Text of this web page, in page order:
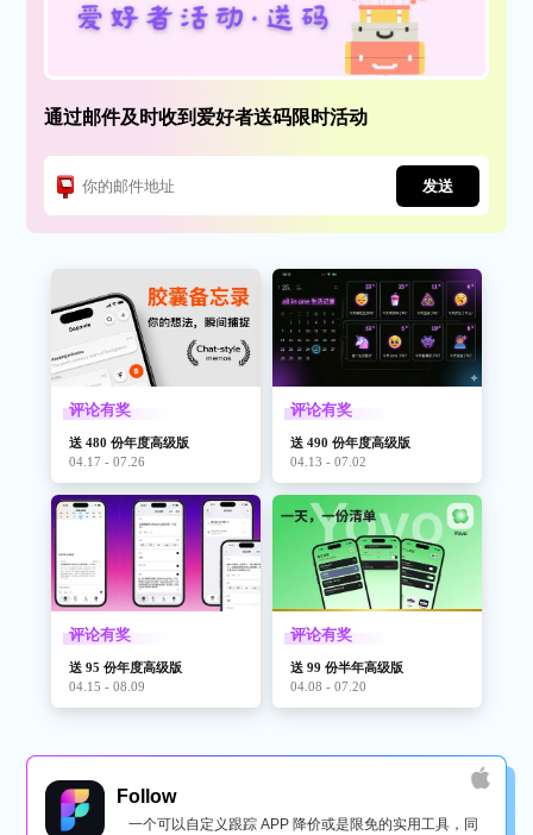
通过邮件及时收到爱好者送码限时活动
发送
评论有奖
送 480 份年度高级版
04.17 - 07.26
评论有奖
送 490 份年度高级版
04.13 - 07.02
评论有奖
送 95 份年度高级版
04.15 - 08.09
评论有奖
送 99 份半年高级版
04.08 - 07.20
Follow
一个可以自定义跟踪 APP 降价或是限免的实用工具，同